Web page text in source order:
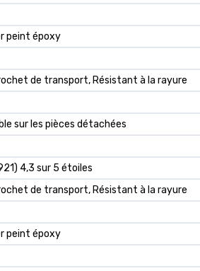
peint époxy
de transport, Résistant à la rayure
sur les pièces détachées
4,3 sur 5 étoiles
de transport, Résistant à la rayure
peint époxy